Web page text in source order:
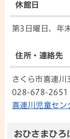
休館日
第3日曜日、年
住所・連絡先
さくら市喜連川
028-678-2651
喜連川児童セン
おひさまひろ